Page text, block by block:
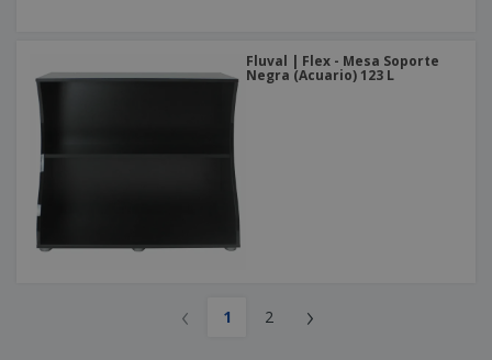
Fluval | Flex - Mesa Soporte
Negra (Acuario) 123 L
‹ 1 2 ›